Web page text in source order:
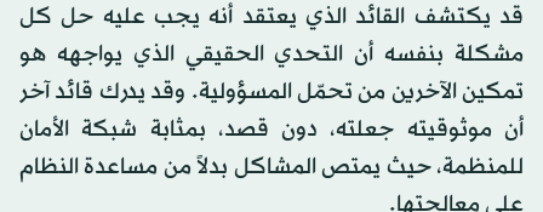
قد يكتشف القائد الذي يعتقد أنه يجب عليه حل كل
مشكلة بنفسه أن التحدي الحقيقي الذي يواجهه هو
تمكين الآخرين من تحمّل المسؤولية. وقد يدرك قائد آخر
أن موثوقيته جعلته، دون قصد، بمثابة شبكة الأمان
للمنظمة، حيث يمتص المشاكل بدلاً من مساعدة النظام
على معالجتها.